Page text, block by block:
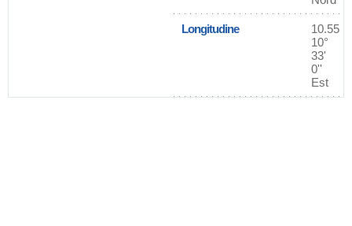
Longitudine
10.55
10°
33'
0''
Est